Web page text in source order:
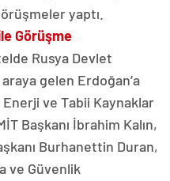
yaptı.
Görüşme
Rusya Devlet
gelen Erdoğan’a
Enerji ve Tabii Kaynaklar
Başkanı İbrahim Kalın,
Burhanettin Duran,
ve Güvenlik